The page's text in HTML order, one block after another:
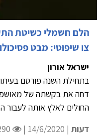
הלם חשמלי כשיטת
צו שיפוטי: מבט
ישראל אורון
בתחילת השנה פורסם
דחה את בקשתה של
החולים לאלץ אותה לעבור
דעות | 14/6/2020 |